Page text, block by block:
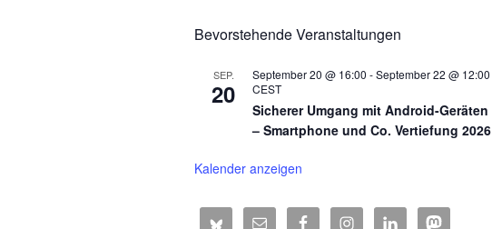
Bevorstehende Veranstaltungen
SEP.
20
September 20 @ 16:00 -September 22 @ 12:00
CEST
Sicherer Umgang mit Android-Geräten
– Smartphone und Co. Vertiefung 2026
Kalender anzeigen